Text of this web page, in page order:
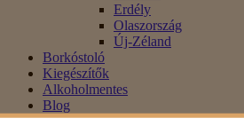
Erdély
Olaszország
Új-Zéland
Borkóstoló
Kiegészítők
Alkoholmentes
Blog
Akció